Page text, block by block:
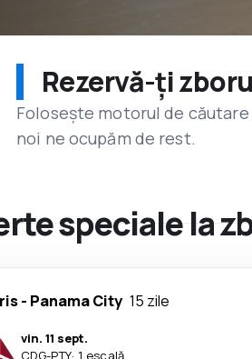
Rezervă-ți
Folosește motorul de căutare
noi ne ocupăm de rest.
speciale la
- Panama City 15 zile
vin. 11 sept.
CDG-PTY· 1 escală